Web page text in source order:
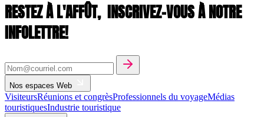
RESTEZ À L'AFFÛT, INSCRIVEZ-VOUS À NOTRE
INFOLETTRE!
Nos espaces Web
VisiteursRéunions et congrèsProfessionnels du voyageMédias
touristiquesIndustrie touristique